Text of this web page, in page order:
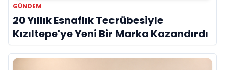
GÜNDEM
20 Yıllık Esnaflık Tecrübesiyle
Kızıltepe'ye Yeni Bir Marka Kazandırdı